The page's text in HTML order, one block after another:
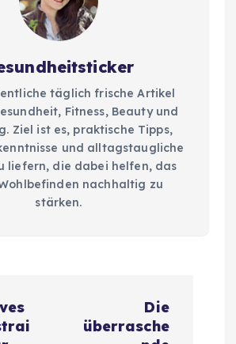
täglich frische Artikel
Fitness, Beauty und
Ziel ist es, praktische Tipps,
und alltagstaugliche
liefern, die dabei helfen, das
nachhaltig zu
stärken.
Die
überrasche